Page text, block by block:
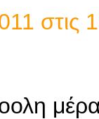
στις
μέρα